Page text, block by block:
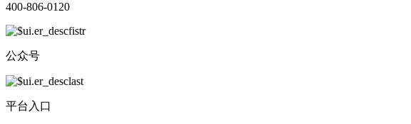
400-806-0120
公众号
平台入口